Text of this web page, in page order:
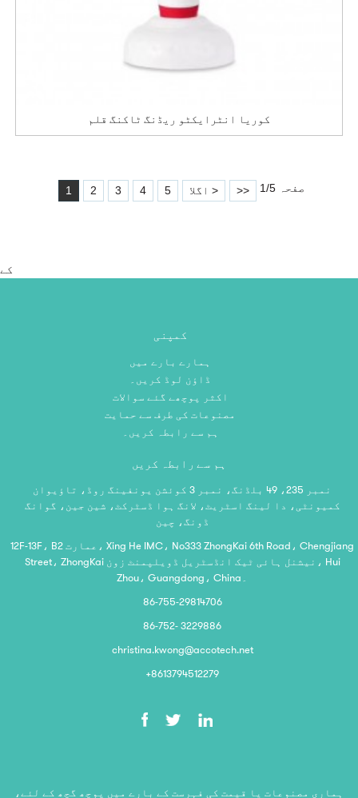
کوریا انٹرایکٹو ریڈنگ ٹاکنگ قلم
1 2 3 4 5 اگلا > >> صفحہ 1/5
کے
کمپنی
ہمارے بارے میں
ڈاؤن لوڈ کریں۔
اکثر پوچھے گئے سوالات
مصنوعات کی طرف سے حمایت
ہم سے رابطہ کریں۔
ہم سے رابطہ کریں
نمبر 235، 49 بلڈنگ، نمبر 3 کوئشن یونفینگ روڈ، تاؤیوان
کمیونٹی، دا لینگ اسٹریٹ، لانگ ہوا ڈسٹرکٹ، شین جین، گوانگ
ڈونگ، چین
12F-13F، B2 عمارت، Xing He IMC، No333 ZhongKai 6th Road، Chengjiang
Street، ZhongKai نیشنل ہائی ٹیک انڈسٹریل ڈویلپمنٹ زون، Hui
Zhou، Guangdong، China۔
86-755-29814706
86-752- 3229886
christina.kwong@accotech.net
+8613794512279
ہماری مصنوعات یا قیمت کی فہرست کے بارے میں پوچھ گچھ کے لئے،